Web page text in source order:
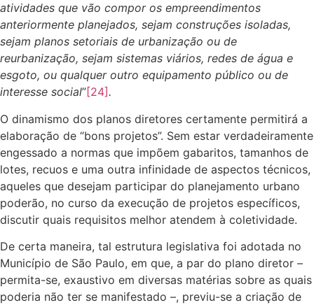
atividades que vão compor os empreendimentos
anteriormente planejados, sejam construções isoladas,
sejam planos setoriais de urbanização ou de
reurbanização, sejam sistemas viários, redes de água e
esgoto, ou qualquer outro equipamento público ou de
interesse social”[24].
O dinamismo dos planos diretores certamente permitirá a
elaboração de “bons projetos”. Sem estar verdadeiramente
engessado a normas que impõem gabaritos, tamanhos de
lotes, recuos e uma outra infinidade de aspectos técnicos,
aqueles que desejam participar do planejamento urbano
poderão, no curso da execução de projetos específicos,
discutir quais requisitos melhor atendem à coletividade.
De certa maneira, tal estrutura legislativa foi adotada no
Município de São Paulo, em que, a par do plano diretor –
permita-se, exaustivo em diversas matérias sobre as quais
poderia não ter se manifestado –, previu-se a criação de